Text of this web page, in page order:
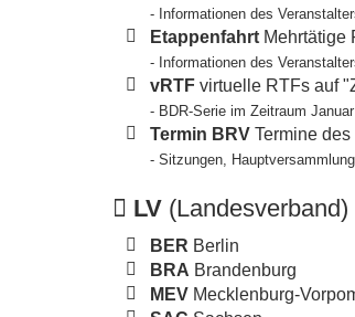
- Informationen des
Etappenfahrt Mehrtätige
- Informationen des
vRTF virtuelle RTFs auf
- BDR-Serie im Zeitraum
Termin BRV Termine
- Sitzungen,
LV (Landesverband)
BER Berlin
BRA Brandenburg
MEV Mecklenburg-